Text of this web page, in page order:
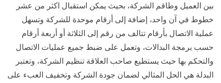
بين العميل وطاقم الشركة، بحيث يمكن استقبال اكثر من عشر
خطوط في آن واحد، إضافة إلى أرقام موحدة للشركة وتسهل
عملية الاتصال بأرقام تتالف من رقم إلى الثلاثة أو أربعة أرقام
حسب برمجة البدالات، وتعمل على ضبط جميع عمليات الاتصال
والتحكم بها حيث يستطيع صاحب العلاقة تنظيم الشركة، وتعتبر
البدلة هي الحل المثالي لضمان جودة الشركة وتخفيف العبء على